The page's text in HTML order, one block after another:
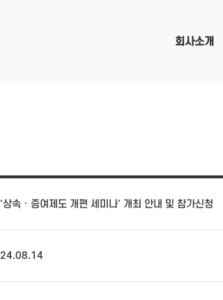
회사소개
'상속 · 증여제도 개편 세미나' 개최 안내 및 참가신청
24.08.14